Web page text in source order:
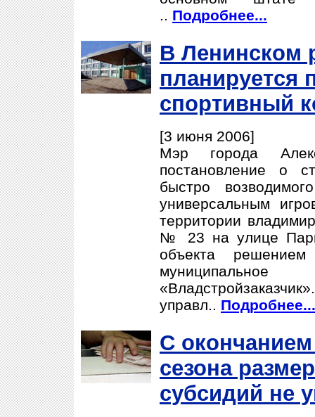
.. Подробнее...
В Ленинском
планируется
спортивный
[3 июня 2006]
Мэр города
постановление о
быстро
универсальным
территории
№ 23 на улице
объекта
муниципальное
управл.. Подробнее...
С
сезона
субсидий не